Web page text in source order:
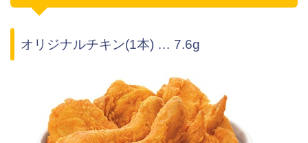
オリジナルチキン(1本) … 7.6g